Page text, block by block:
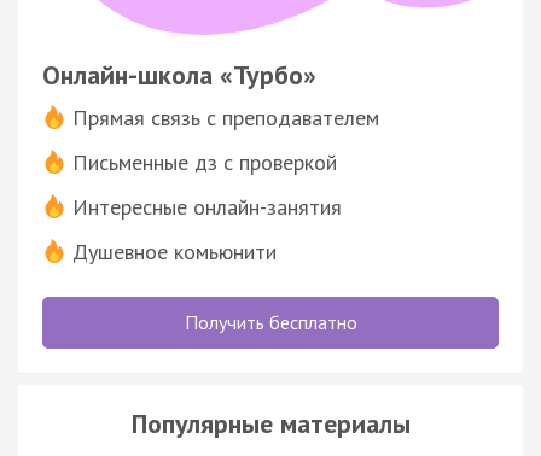
Онлайн-школа «Турбо»
Прямая связь с преподавателем
Письменные дз с проверкой
Интересные онлайн-занятия
Душевное комьюнити
Получить бесплатно
Популярные материалы